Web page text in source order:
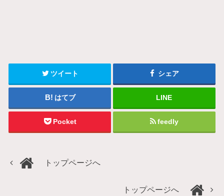
ツイート シェア
はてブ LINE
Pocket feedly
トップページへ
トップページへ